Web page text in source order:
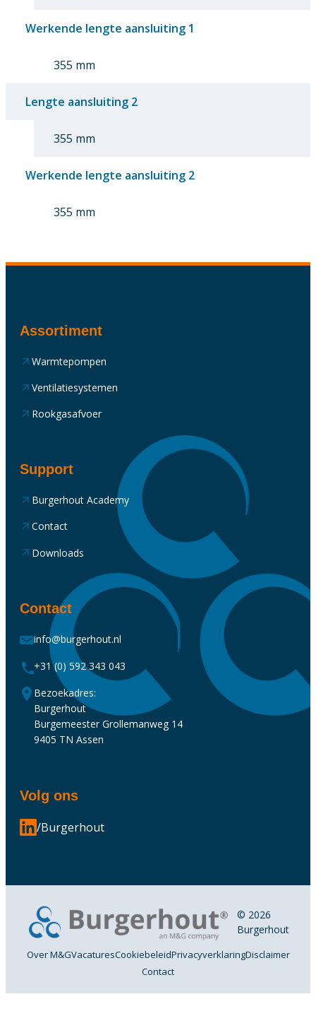
Werkende lengte aansluiting 1
355 mm
Lengte aansluiting 2
355 mm
Werkende lengte aansluiting 2
355 mm
Assortiment
Warmtepompen
Ventilatiesystemen
Rookgasafvoer
Support
Burgerhout Academy
Contact
Downloads
Contact
info@burgerhout.nl
+31 (0) 592 343 043
Bezoekadres:
Burgerhout
Burgemeester Grollemanweg 14
9405 TN Assen
Volg ons
/Burgerhout
© 2026
Burgerhout
Over M&GVacaturesCookiebeleidPrivacyverklaringDisclaimer
Contact